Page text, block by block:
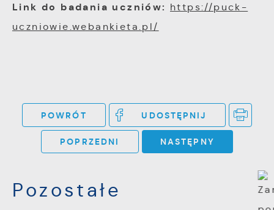
Link do badania uczniów: https://puck-
uczniowie.webankieta.pl/
POWRÓT UDOSTĘPNIJ
POPRZEDNI NASTĘPNY
Pozostałe